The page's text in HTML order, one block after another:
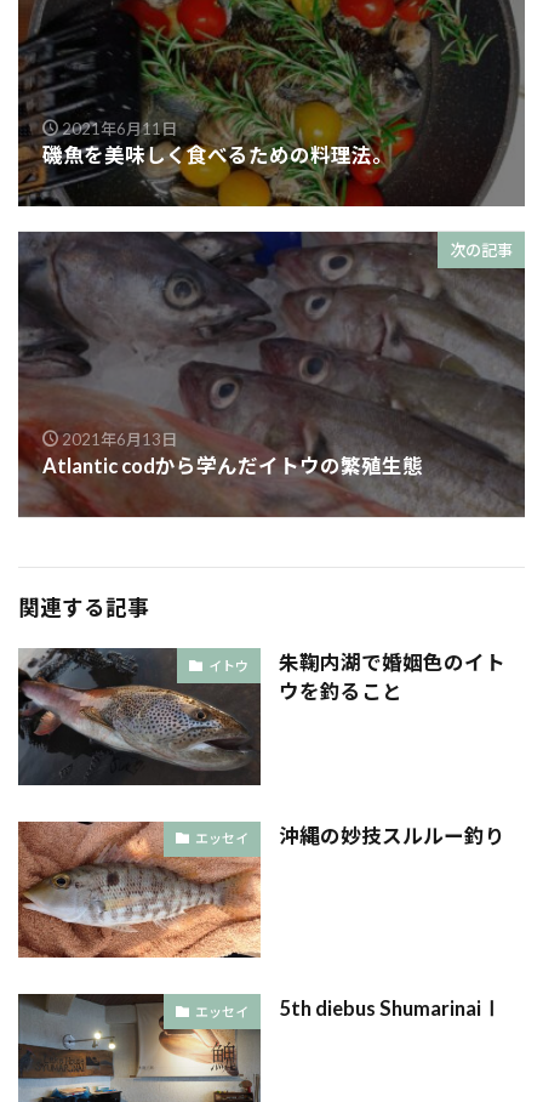
2021年6月11日
磯魚を美味しく食べるための料理法。
次の記事
2021年6月13日
Atlantic codから学んだイトウの繁殖生態
関連する記事
イトウ
朱鞠内湖で婚姻色のイト
ウを釣ること
エッセイ 沖縄の妙技スルルー釣り
エッセイ 5th diebus ShumarinaiⅠ